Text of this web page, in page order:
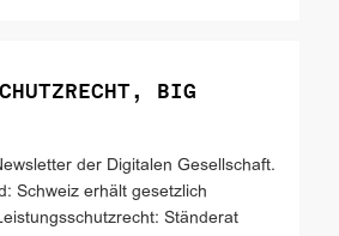
BIG
der Digitalen Gesellschaft.
Schweiz erhält gesetzlich
Ständerat